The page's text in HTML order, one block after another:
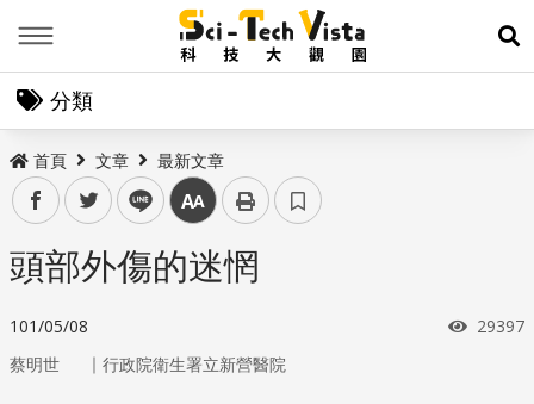
展
分類
首頁 文章 最新文章
facebooktwitter line 中
頭部外傷的迷惘
101/05/08 瀏覽次
29397
蔡明世 ｜ 行政院衛生署立新營醫院